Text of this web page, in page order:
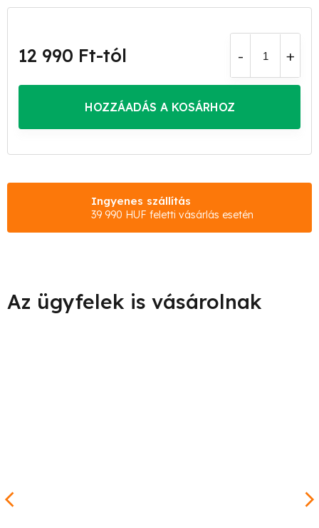
12 990 Ft-tól
HOZZÁADÁS A KOSÁRHOZ
Ingyenes szállítás
39 990 HUF feletti vásárlás esetén